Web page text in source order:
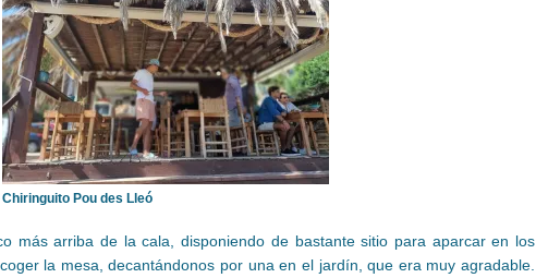
Chiringuito Pou des Lleó
más arriba de la cala, disponiendo de bastante sitio para aparcar en los
la mesa, decantándonos por una en el jardín, que era muy agradable.